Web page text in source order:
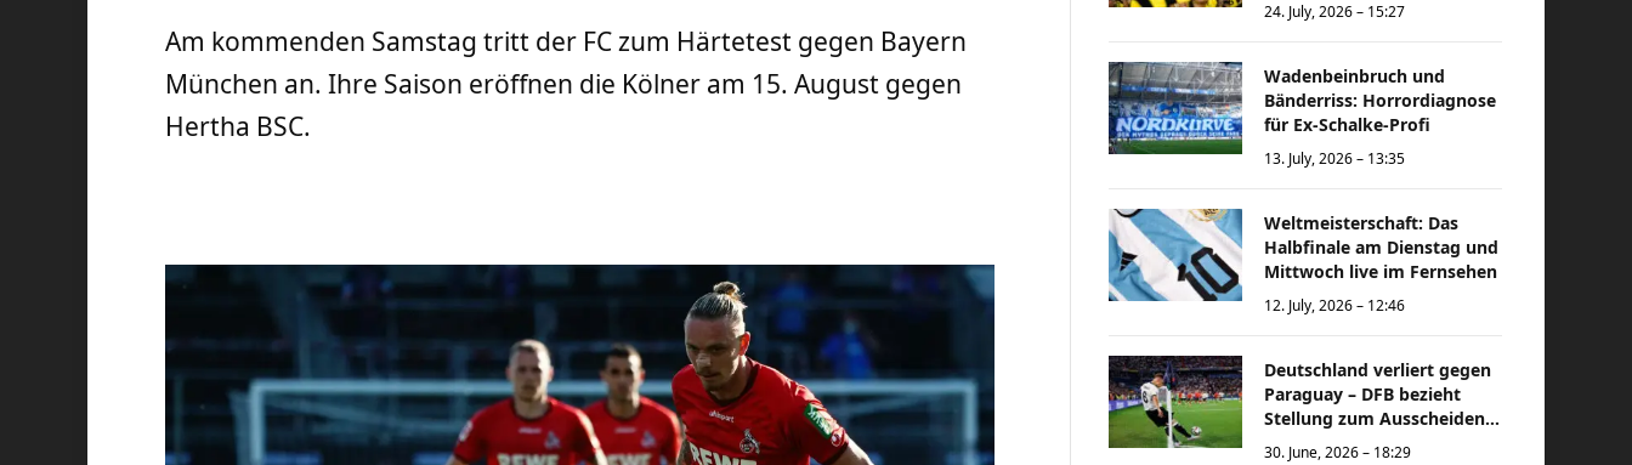
Am kommenden Samstag tritt der FC zum Härtetest gegen Bayern
München an. Ihre Saison eröffnen die Kölner am 15. August gegen
Hertha BSC.
24. July, 2026 – 15:27
Wadenbeinbruch und
Bänderriss: Horrordiagnose
für Ex-Schalke-Profi
13. July, 2026 – 13:35
Weltmeisterschaft: Das
Halbfinale am Dienstag und
Mittwoch live im Fernsehen
12. July, 2026 – 12:46
Deutschland verliert gegen
Paraguay – DFB bezieht
Stellung zum Ausscheiden
bei der Weltmeisterschaft
30. June, 2026 – 18:29